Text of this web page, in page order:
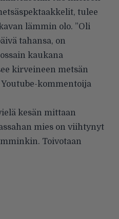
tulee
lämmin olo. ”Oli
tahansa, on
kaukana
kirveineen metsän
Youtube-kommentoija
kesän mittaan
mies on viihtynyt
Toivotaan